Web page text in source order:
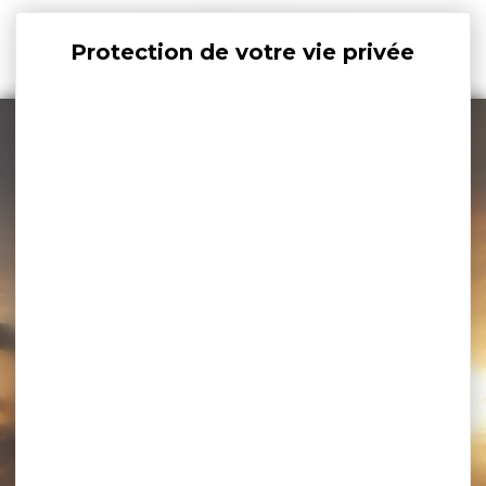
Panneau de gestion des cookies